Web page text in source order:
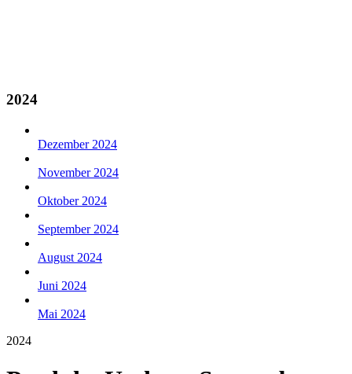
2024
Dezember 2024
November 2024
Oktober 2024
September 2024
August 2024
Juni 2024
Mai 2024
2024